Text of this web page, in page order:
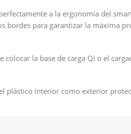
a la ergonomía del
para garantizar la máxima
la base de carga Qi o el
plástico interior como exterior